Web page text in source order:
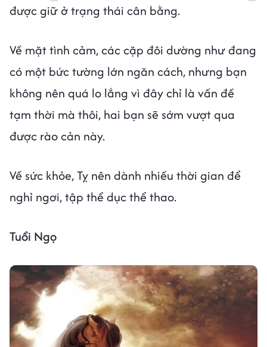
được giữ ở trạng thái cân bằng.
Về mặt tình cảm, các cặp đôi dường như đang
có một bức tường lớn ngăn cách, nhưng bạn
không nên quá lo lắng vì đây chỉ là vấn đề
tạm thời mà thôi, hai bạn sẽ sớm vượt qua
được rào cản này.
Về sức khỏe, Tỵ nên dành nhiều thời gian để
nghỉ ngơi, tập thể dục thể thao.
Tuổi Ngọ